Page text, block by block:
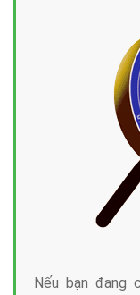
Nếu bạn đang